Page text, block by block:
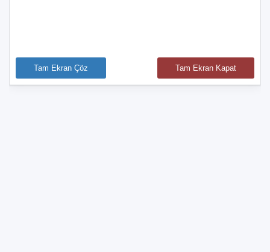
Tam Ekran Çöz Tam Ekran Kapat